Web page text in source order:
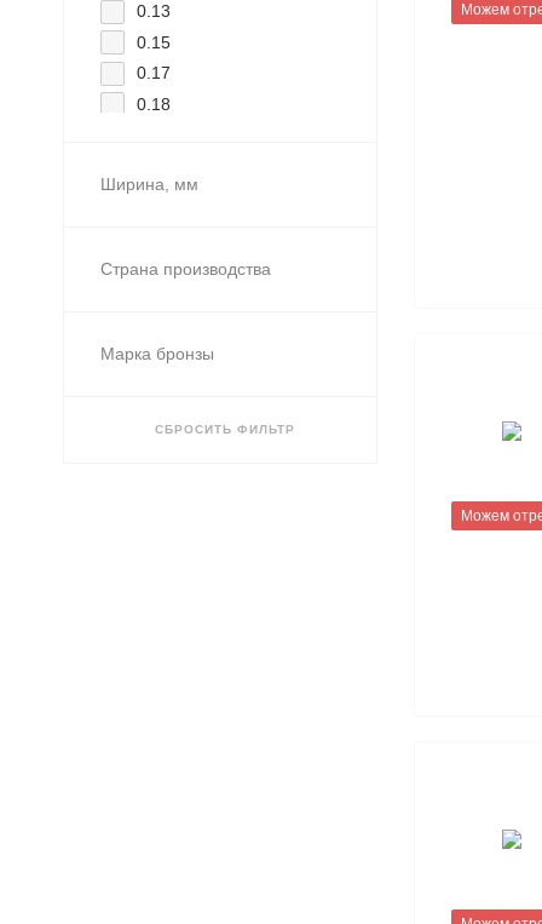
0.13
0.15
0.17
0.18
0.27
0.5
Ширина, мм
Страна производства
Марка бронзы
СБРОСИТЬ ФИЛЬТР
Можем
Можем